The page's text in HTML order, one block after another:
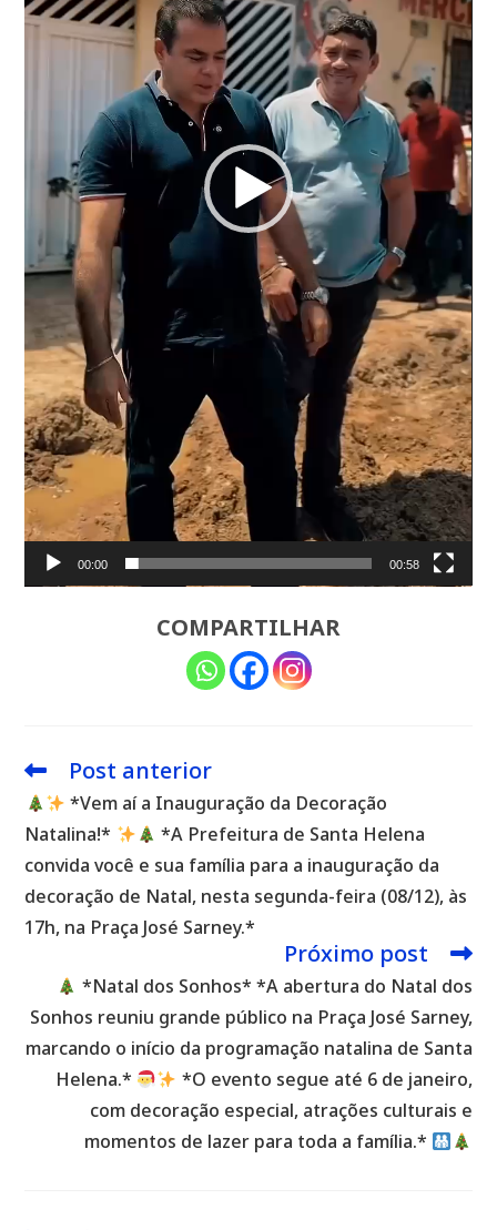
00:00 00:58
COMPARTILHAR
Leia
mais
artigos
Post anterior
*Vem aí a Inauguração da Decoração
Natalina!*
*A Prefeitura de Santa Helena
convida você e sua família para a inauguração da
decoração de Natal, nesta segunda-feira (08/12), às
17h, na Praça José Sarney.*
Próximo post
*Natal dos Sonhos* *A abertura do Natal dos
Sonhos reuniu grande público na Praça José Sarney,
marcando o início da programação natalina de Santa
Helena.*
*O evento segue até 6 de janeiro,
com decoração especial, atrações culturais e
momentos de lazer para toda a família.*